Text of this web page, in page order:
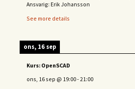
Ansvarig: Erik Johansson
See more details
ons, 16 sep
Kurs: OpenSCAD
ons, 16 sep @ 19:00-21:00